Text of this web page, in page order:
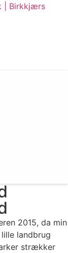
| Birkkjærs
2015, da min
landbrug
strækker